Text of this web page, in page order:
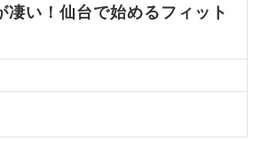
凄い！仙台で始めるフィット